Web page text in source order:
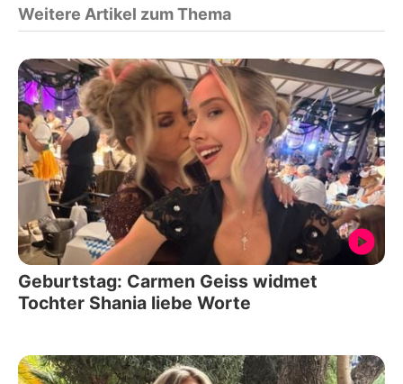
Weitere Artikel zum Thema
Geburtstag: Carmen Geiss widmet
Tochter Shania liebe Worte